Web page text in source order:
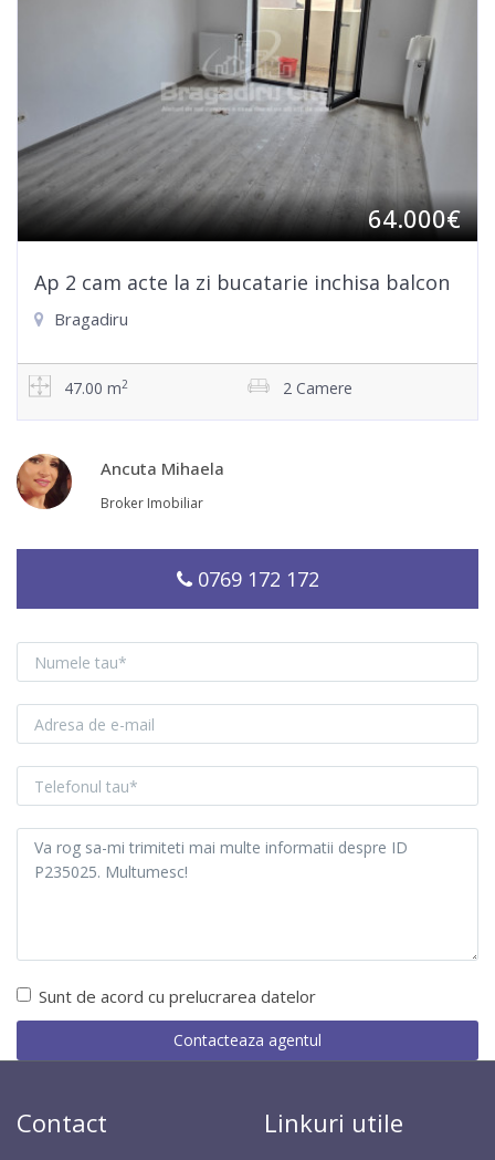
64.000€
Ap 2 cam acte la zi bucatarie inchisa balcon
Bragadiru
47.00 m2 2 Camere
Ancuta Mihaela
Broker Imobiliar
0769 172 172
Sunt de acord cu prelucrarea datelor
Contact Linkuri utile